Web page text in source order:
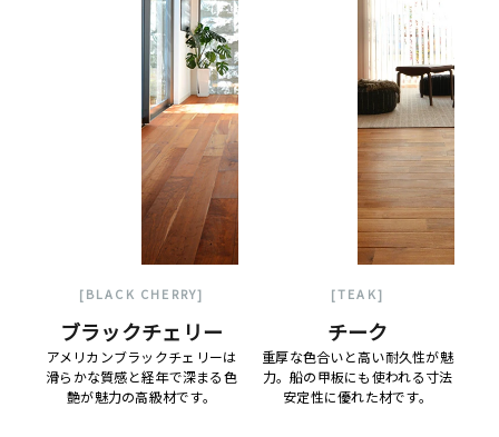
[BLACK CHERRY]
ブラックチェリー
アメリカンブラックチェリーは
滑らかな質感と経年で深まる色
艶が魅力の高級材です。
[TEAK]
チーク
重厚な色合いと高い耐久性が魅
力。船の甲板にも使われる寸法
安定性に優れた材です。